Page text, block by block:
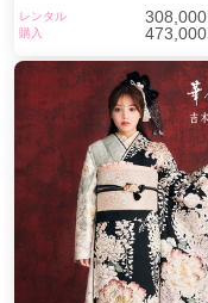
レンタル 308,000
購入
473,000